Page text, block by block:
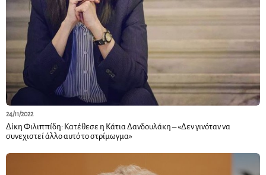
24/11/2022
Δίκη Φιλιππίδη: Κατέθεσε η Κάτια Δανδουλάκη – «Δεν γινόταν να
συνεχιστεί άλλο αυτό το στρίμωγμα»